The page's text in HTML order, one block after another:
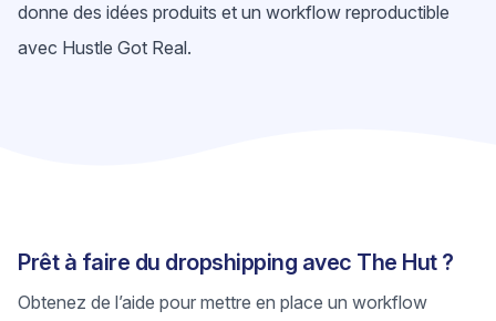
donne des idées produits et un workflow reproductible
avec Hustle Got Real.
Prêt à faire du dropshipping avec The Hut ?
Obtenez de l’aide pour mettre en place un workflow